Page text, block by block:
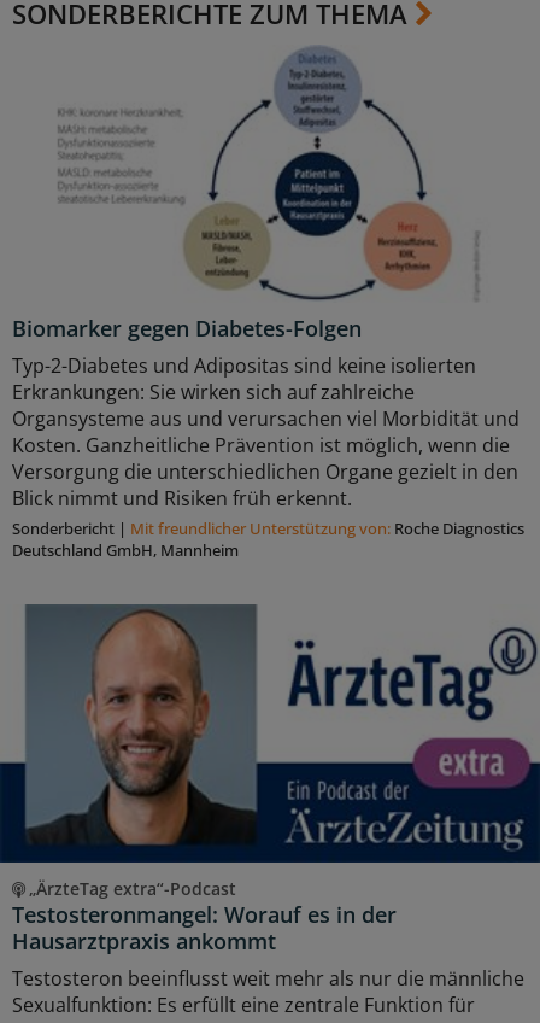
SONDERBERICHTE ZUM THEMA
Biomarker gegen Diabetes-Folgen
Typ-2-Diabetes und Adipositas sind keine isolierten
Erkrankungen: Sie wirken sich auf zahlreiche
Organsysteme aus und verursachen viel Morbidität und
Kosten. Ganzheitliche Prävention ist möglich, wenn die
Versorgung die unterschiedlichen Organe gezielt in den
Blick nimmt und Risiken früh erkennt.
Sonderbericht | Mit freundlicher Unterstützung von: Roche Diagnostics
Deutschland GmbH, Mannheim
„ÄrzteTag extra“-Podcast
Testosteronmangel: Worauf es in der
Hausarztpraxis ankommt
Testosteron beeinflusst weit mehr als nur die männliche
Sexualfunktion: Es erfüllt eine zentrale Funktion für